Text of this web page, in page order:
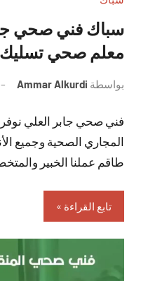
معلم صحي
بواسطة Ammar Alkurdi
فني صحي جابر العلي
المجاري الصحية وجميع
طاقم عملنا الخبير
تابع القراءة